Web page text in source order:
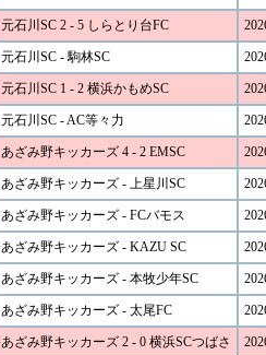
元石川SC 2 - 5 しらとり台FC
元石川SC - 駒林SC
元石川SC 1 - 2 横浜かもめSC
元石川SC - AC等々力
あざみ野キッカーズ 4 - 2 EMSC
あざみ野キッカーズ - 上星川SC
あざみ野キッカーズ - FCバモス
あざみ野キッカーズ - KAZU SC
あざみ野キッカーズ - 本牧少年SC
あざみ野キッカーズ - 太尾FC
あざみ野キッカーズ 2 - 0 横浜SCつばさ